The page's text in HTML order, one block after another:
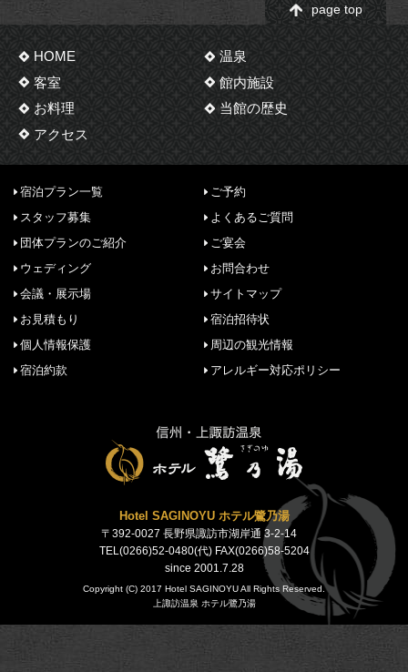
page top
HOME
温泉
客室
館内施設
お料理
当館の歴史
アクセス
宿泊プラン一覧
ご予約
スタッフ募集
よくあるご質問
団体プランのご紹介
ご宴会
ウェディング
お問合わせ
会議・展示場
サイトマップ
お見積もり
宿泊招待状
個人情報保護
周辺の観光情報
宿泊約款
アレルギー対応ポリシー
Hotel SAGINOYU ホテル鷺乃湯
〒392-0027 長野県諏訪市湖岸通 3-2-14
TEL(0266)52-0480(代) FAX(0266)58-5204
since 2001.7.28
Copyright (C) 2017 Hotel SAGINOYU All Rights Reserved.
上諏訪温泉 ホテル鷺乃湯